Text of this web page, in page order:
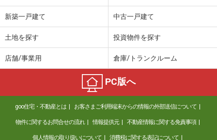
新築一戸建て 中古一戸建て
土地を探す 投資物件を探す
店舗/事業用 倉庫/トランクルーム
PC版へ
goo住宅・不動産とは お客さまご利用端末からの情報の外部送信について
物件に関するお問合せの流れ 情報提供元 不動産情報に関する免責事項
個人情報の取り扱いについて 消費税に関する表記について